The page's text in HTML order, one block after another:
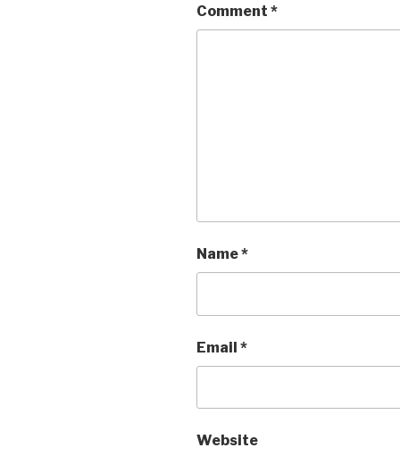
Comment *
Name*
Email *
Website